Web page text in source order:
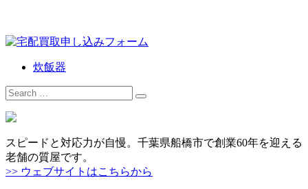
炊飯器
Search
for:
スピードと対応力が自慢。千葉県船橋市で創業60年を迎える
老舗の質屋です。
>> ウェブサイトはこちらから